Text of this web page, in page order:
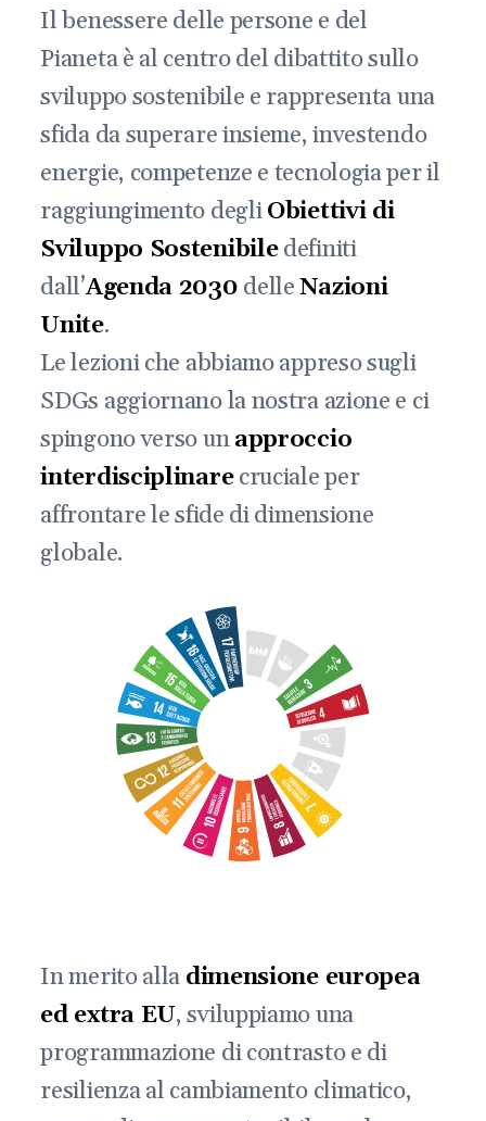
Il benessere delle persone e del
Pianeta è al centro del dibattito sullo
sviluppo sostenibile e rappresenta una
sfida da superare insieme, investendo
energie, competenze e tecnologia per il
raggiungimento degliObiettivi di
Sviluppo Sostenibiledefiniti
dall’Agenda 2030 delleNazioni
Unite.
Le lezioni che abbiamo appreso sugli
SDGs aggiornano la nostra azione e ci
spingono verso unapproccio
interdisciplinarecruciale per
affrontare le sfide di dimensione
globale.
In merito alla dimensione europea
ed extra EU, sviluppiamo una
programmazione di contrasto e di
resilienza al cambiamento climatico,